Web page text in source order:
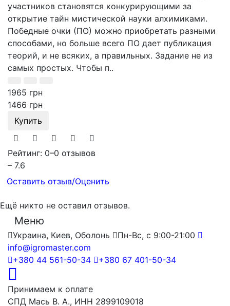
участников становятся конкурирующими за
открытие тайн мистической науки алхимиками.
Победные очки (ПО) можно приобретать разными
способами, но больше всего ПО дает публикация
теорий, и не всяких, а правильных. Задание не из
самых простых. Чтобы п..
1965 грн
1466 грн
Купить
Рейтинг: 0–0 отзывов
– 7.6
Оставить отзыв/Оценить
Ещё никто не оставил отзывов.
Меню
Украина, Киев, Оболонь
Пн-Вс, с 9:00-21:00
info@igromaster.com
+380 44 561-50-34
+380 67 401-50-34
Принимаем к оплате
СПД Мась В. А., ИНН 2899109018